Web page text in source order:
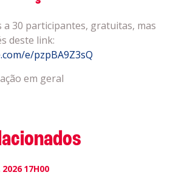
a 30 participantes, gratuitas, mas
deste link:
e/pzpBA9Z3sQ
em geral
2026 17H00